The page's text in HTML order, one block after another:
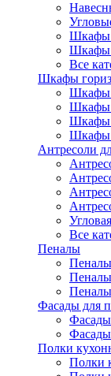
Шкафы
Шкафы
Все
Шкафы
Шкафы
Шкафы
Шкафы
Шкафы
Антресоли
Все
Пеналы
Фасады для
Полки
Полки